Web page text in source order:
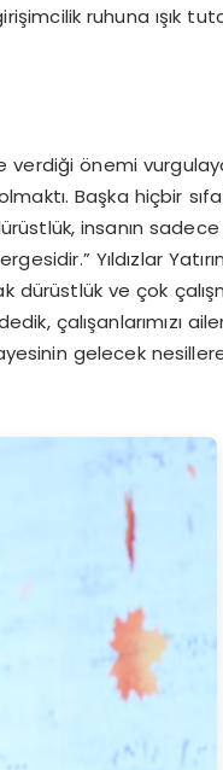
ruhuna ışık
verdiğiönemi
Başka hiçbir
insanın sadece
.” Yıldızlar
dürüstlük ve çok
edik, çalışanlarımızı
gelecek nesillere